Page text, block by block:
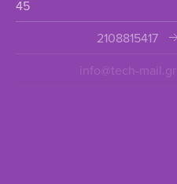
45
2108815417
info@tech-mail.gr